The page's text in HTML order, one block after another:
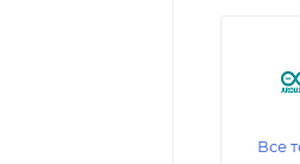
Все